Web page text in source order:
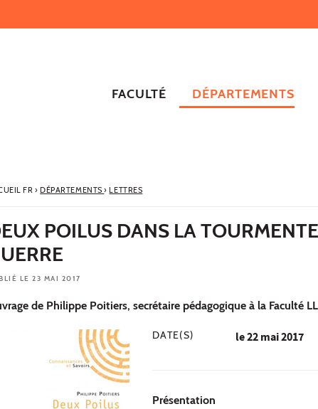
FACULTÉ DÉPARTEMENTS
FR› DÉPARTEMENTS› LETTRES
POILUS DANS LA
LE 23 MAI 2017
de Philippe Poitiers, secrétaire pédagogique à la Faculté
DATE(S) le22 mai 2017
Présentation